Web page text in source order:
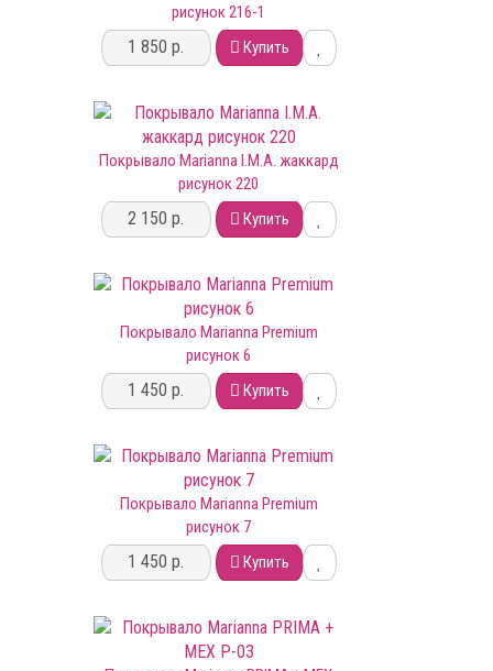
рисунок 216-1
1 850 р. Купить
Покрывало Marianna I.M.A. жаккард
рисунок 220
2 150 р. Купить
Покрывало Marianna Premium
рисунок 6
1 450 р. Купить
Покрывало Marianna Premium
рисунок 7
1 450 р. Купить